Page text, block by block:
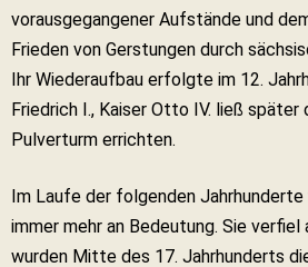
vorausgegangener Aufstände und
Frieden von Gerstungen durch
Ihr Wiederaufbau erfolgte im 12.
Friedrich I., Kaiser Otto IV. ließ später
Pulverturm errichten.
Im Laufe der folgenden Jahrhunderte
immer mehr an Bedeutung. Sie verfiel
wurden Mitte des 17. Jahrhunderts